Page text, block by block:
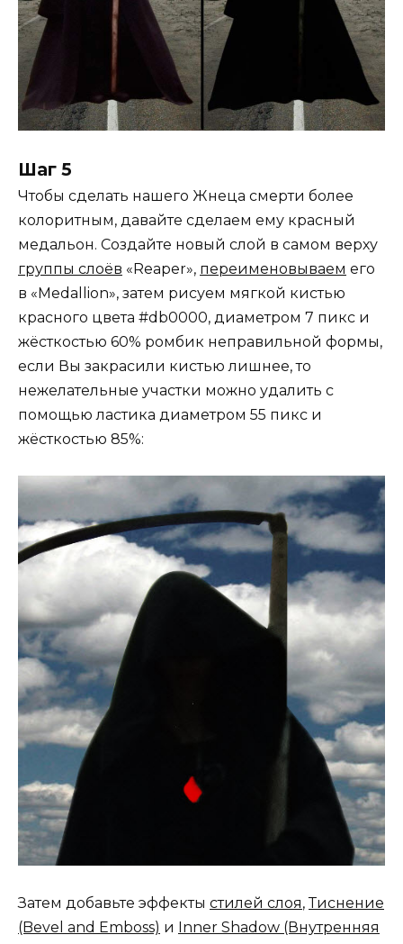
Шаг 5
Чтобы сделать нашего Жнеца смерти более
колоритным, давайте сделаем ему красный
медальон. Создайте новый слой в самом верху
группы слоёв «Reaper», переименовываем его
в «Medallion», затем рисуем мягкой кистью
красного цвета #db0000, диаметром 7 пикс и
жёсткостью 60% ромбик неправильной формы,
если Вы закрасили кистью лишнее, то
нежелательные участки можно удалить с
помощью ластика диаметром 55 пикс и
жёсткостью 85%:
Затем добавьте эффекты стилей слоя,Тиснение
(Bevel and Emboss) и Inner Shadow (Внутренняя